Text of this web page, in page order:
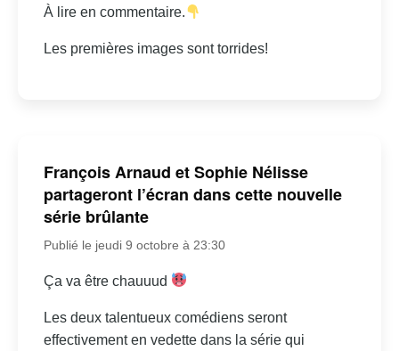
À lire en commentaire.
Les premières images sont torrides!
François Arnaud et Sophie Nélisse
partageront l’écran dans cette nouvelle
série brûlante
Publié le jeudi 9 octobre à 23:30
Ça va être chauuud
Les deux talentueux comédiens seront
effectivement en vedette dans la série qui